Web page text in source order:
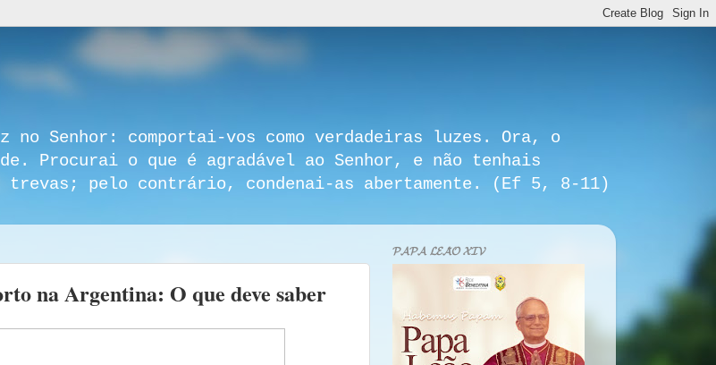
Senhor: comportai-vos como verdadeiras luzes. Ora, o
Procurai o que é agradável ao Senhor, e não tenhais
pelo contrário, condenai-as abertamente. (Ef 5, 8-11)
na Argentina: O que deve saber
𝓟𝓐𝓟𝓐 𝓛𝓔𝓐̃𝓞 𝓧𝓘𝓥